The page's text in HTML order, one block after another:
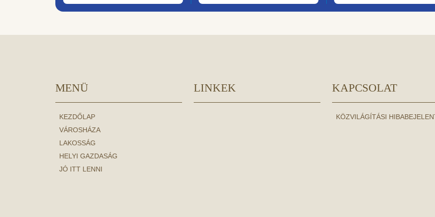
MENÜ
KEZDŐLAP
VÁROSHÁZA
LAKOSSÁG
HELYI GAZDASÁG
JÓ ITT LENNI
LINKEK KAPCSOLAT
KÖZVILÁGÍTÁSI